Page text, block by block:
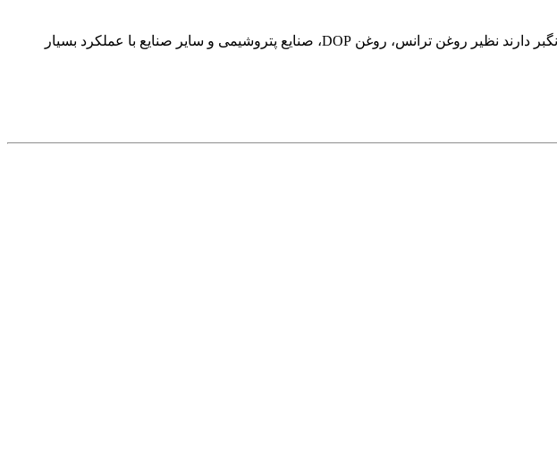
این نوع از خاک رنگبر بنتونیت اکتیوشده بصورت گرانولی بوده و در صنایعی که نیاز به بازیافت و بازگردانی خاک رنگبر دارند نظیر روغن ترانس، روغن DOP، صنایع پتروشیمی و سایر صنایع با عملکرد بسیار